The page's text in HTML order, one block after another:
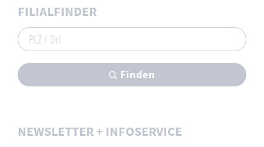
FILIALFINDER
PLZ / Ort
Finden
NEWSLETTER + INFOSERVICE